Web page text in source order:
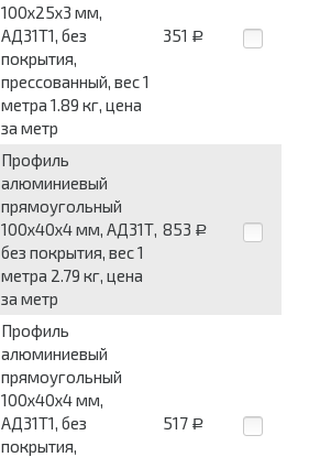
100x25x3 мм,
АД31Т1, без
покрытия,
прессованный, вес 1
метра 1.89 кг, цена
за метр
351 Р
Профиль
алюминиевый
прямоугольный
100x40x4 мм, АД31Т,
без покрытия, вес 1
метра 2.79 кг, цена
за метр
853 Р
Профиль
алюминиевый
прямоугольный
100x40x4 мм,
АД31Т1, без
покрытия,
517 Р